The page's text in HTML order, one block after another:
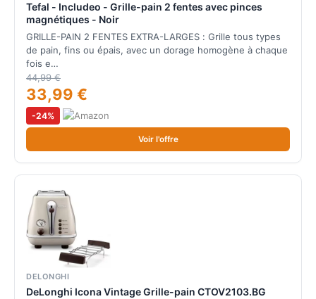
Tefal - Includeo - Grille-pain 2 fentes avec pinces
magnétiques - Noir
GRILLE-PAIN 2 FENTES EXTRA-LARGES : Grille tous types
de pain, fins ou épais, avec un dorage homogène à chaque
fois e…
44,99 €
33,99 €
-24%
Voir l'offre
DELONGHI
DeLonghi Icona Vintage Grille-pain CTOV2103.BG